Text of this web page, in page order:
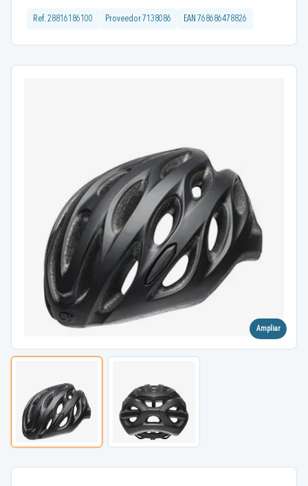
Ref. 28816186100 Proveedor 7138086 EAN 768686478826
Ampliar